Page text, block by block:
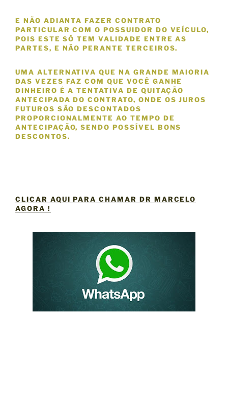
E NÃO ADIANTA FAZER CONTRATO
PARTICULAR COM O POSSUIDOR DO VEÍCULO,
POIS ESTE SÓ TEM VALIDADE ENTRE AS
PARTES, E NÃO PERANTE TERCEIROS.
UMA ALTERNATIVA QUE NA GRANDE MAIORIA
DAS VEZES FAZ COM QUE VOCÊ GANHE
DINHEIRO É A TENTATIVA DE QUITAÇÃO
ANTECIPADA DO CONTRATO, ONDE OS JUROS
FUTUROS SÃO DESCONTADOS
PROPORCIONALMENTE AO TEMPO DE
ANTECIPAÇÃO, SENDO POSSÍVEL BONS
DESCONTOS.
CLICAR AQUI PARA CHAMAR DR MARCELO
AGORA !